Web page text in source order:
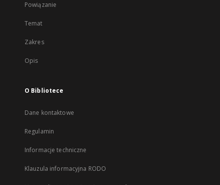
Powiązanie
Temat
Zakres
Opis
O Bibliotece
Dane kontaktowe
Regulamin
Informacje techniczne
Klauzula informacyjna RODO